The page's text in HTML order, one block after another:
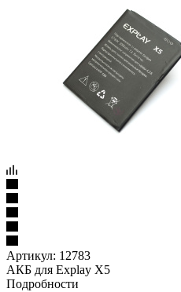
Артикул: 12783
АКБ для Explay X5
Подробности